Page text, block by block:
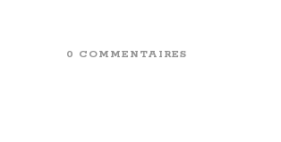
0 COMMENTAIRES